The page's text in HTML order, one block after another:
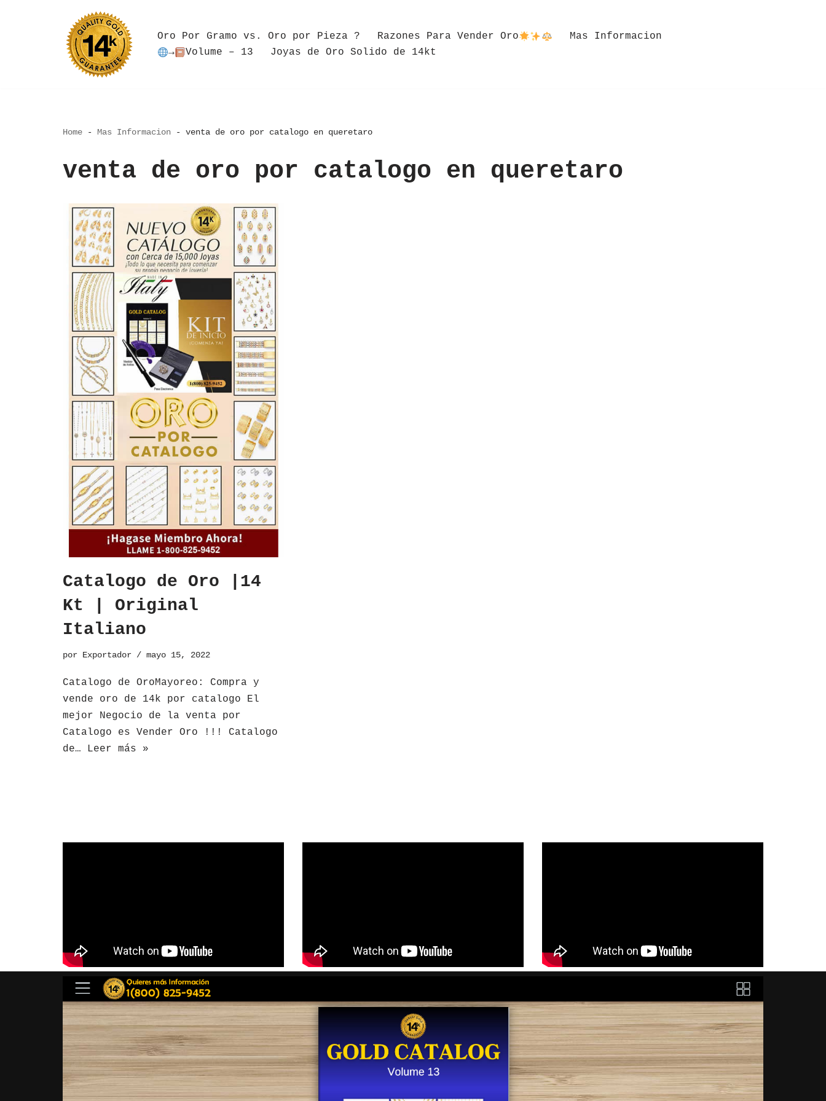
Oro Por Gramo vs. Oro por Pieza ? Razones Para Vender Oro
Mas Informacion
→
Volume – 13 Joyas de Oro Solido de 14kt
Home - Mas Informacion - venta de oro por catalogo en queretaro
venta de oro por catalogo en queretaro
Catalogo de Oro |14
Kt | Original
Italiano
por Exportador mayo 15, 2022
​Catalogo de OroMayoreo: Compra y
vende oro de 14k por catalogo El
mejor Negocio de la venta por
Catalogo es Vender Oro !!! Catalogo
de… Leer más »